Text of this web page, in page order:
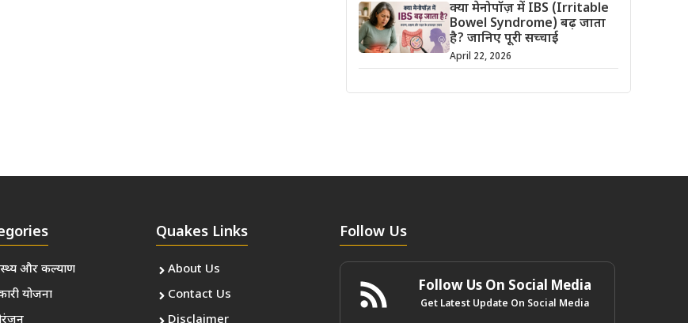
क्या मेनोपॉज़ में IBS (Irritable
Bowel Syndrome) बढ़ जाता
है? जानिए पूरी सच्चाई
April 22, 2026
और कल्याण
योजना
Quakes Links
About Us
Contact Us
Follow Us
Follow Us On Social Media
Get Latest Update On Social Media